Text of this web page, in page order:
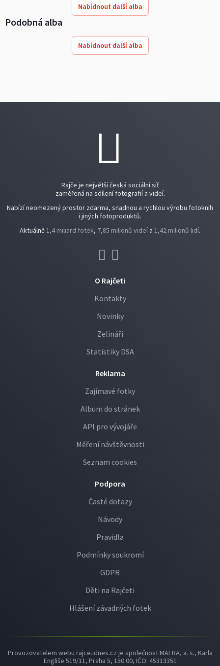
Nabídnout další alba
Podobná alba
Nabídnout další alba
Rajče je největší česká sociální síť
zaměřená na sdílení fotografií a videí.
Nabízí neomezený prostor zdarma, snadnou a rychlou výrobu fotoknih
i jiných fotoproduktů.
Aktuálně1,4 miliard fotek, 7,85 milionů videí a 1,42 milionů lidí.
O Rajčeti
Kontakty
Novinky
Zelináři
Statistiky DSA
Reklama
Zajímavé fotky
Album do stránek
API pro vývojáře
Měření návštěvnosti
Seznam cookies
Podpora
Časté dotazy
Návody
Pravidla
Podmínky soukromí
GDPR
Děti na Rajčeti
Hlášení závadných fotek
Provozovatelem webu rajce.idnes.cz je společnost MAFRA, a. s., Karla
Engliše 519/11, Praha 5, 150 00, IČO: 45313351